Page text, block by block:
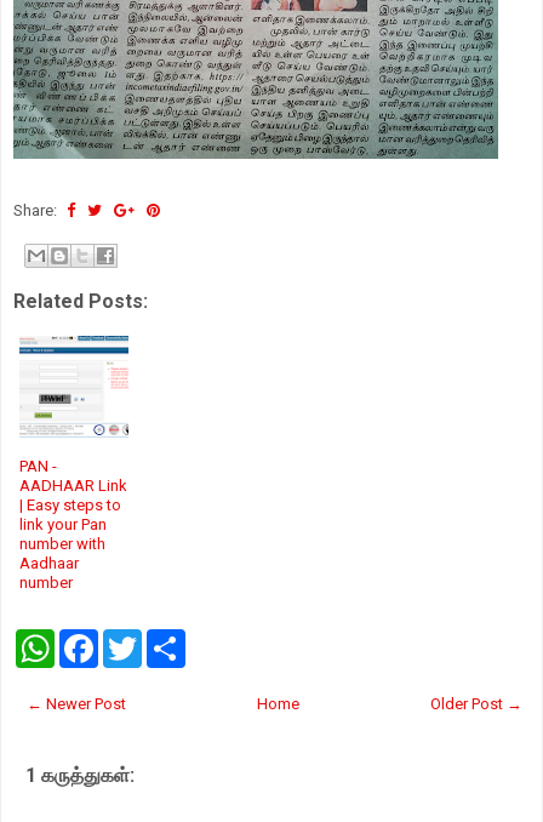
Share:
Related Posts:
PAN -
AADHAAR Link
| Easy steps to
link your Pan
number with
Aadhaar
number
W
t
p
F
e
k
T
← Newer Post Older Post →
Home
1 கருத்துகள்: